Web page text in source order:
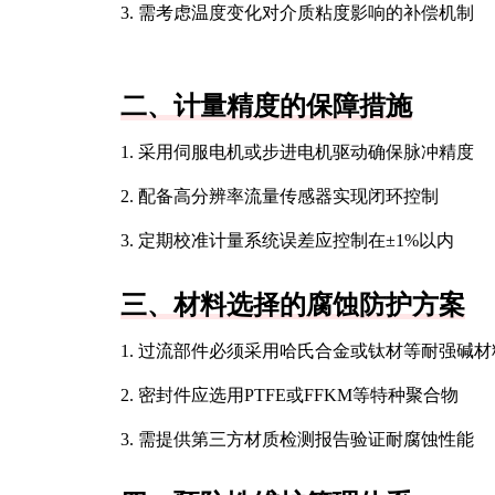
3. 需考虑温度变化对介质粘度影响的补偿机制
二、计量精度的保障措施
1. 采用伺服电机或步进电机驱动确保脉冲精度
2. 配备高分辨率流量传感器实现闭环控制
3. 定期校准计量系统误差应控制在±1%以内
三、材料选择的腐蚀防护方案
1. 过流部件必须采用哈氏合金或钛材等耐强碱材
2. 密封件应选用PTFE或FFKM等特种聚合物
3. 需提供第三方材质检测报告验证耐腐蚀性能